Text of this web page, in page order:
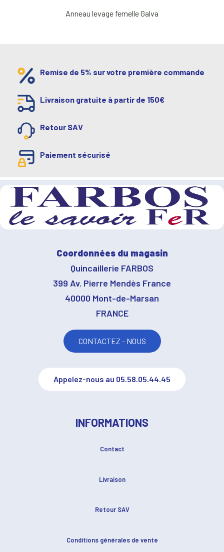
Anneau levage femelle Galva
Remise de 5% sur votre première commande
Livraison gratuite à partir de 150€
Retour SAV
Paiement sécurisé
Coordonnées du magasin
Quincaillerie FARBOS
399 Av. Pierre Mendès France
40000 Mont-de-Marsan
FRANCE
CONTACTEZ - NOUS
Appelez-nous au 05.58.05.44.45
INFORMATIONS
Contact
Livraison
Retour SAV
Conditions générales de vente